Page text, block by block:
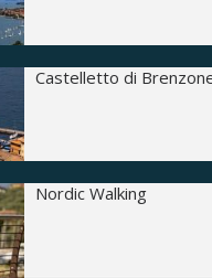
Castelletto di
Nordic Walking